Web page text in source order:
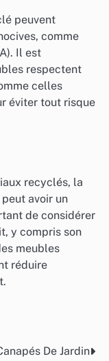
peuvent
comme
Il est
respectent
celles
éviter tout risque
recyclés, la
avoir un
de considérer
y compris son
meubles
réduire
De Jardin